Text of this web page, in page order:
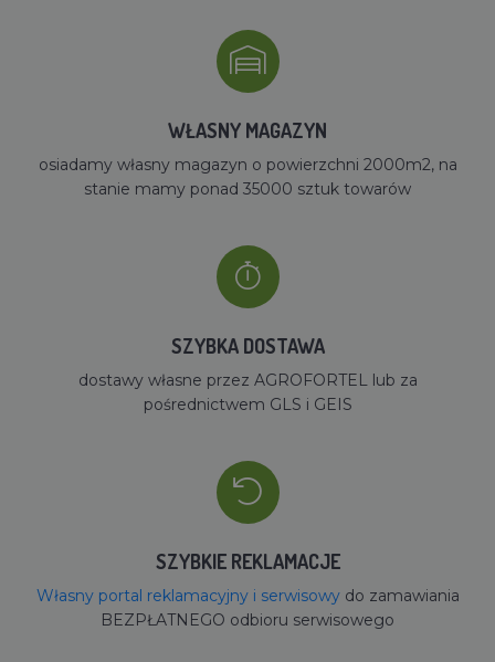
WŁASNY MAGAZYN
osiadamy własny magazyn o powierzchni 2000m2, na
stanie mamy ponad 35000 sztuk towarów
SZYBKA DOSTAWA
dostawy własne przez AGROFORTEL lub za
pośrednictwem GLS i GEIS
SZYBKIE REKLAMACJE
Własny portal reklamacyjny i serwisowydo zamawiania
BEZPŁATNEGO odbioru serwisowego